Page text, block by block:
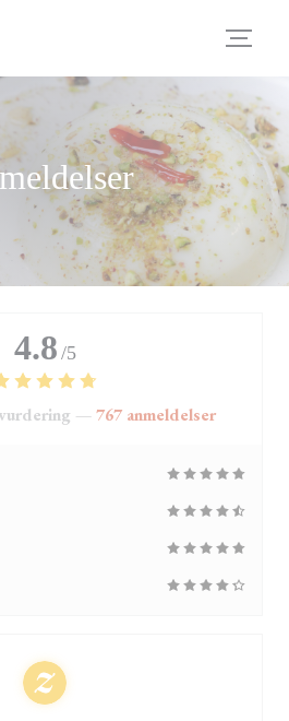
4.8 /5
—767 anmeldelser